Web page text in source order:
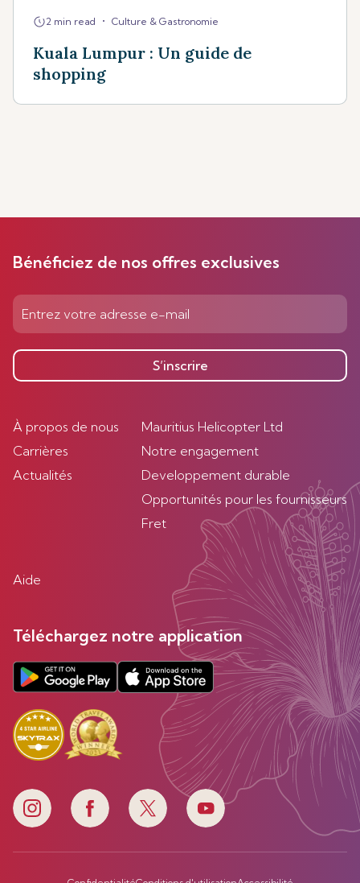
2 min read • Culture & Gastronomie
Kuala Lumpur : Un guide de
shopping
Bénéficiez de nos offres exclusives
S’inscrire
À propos de nous
Carrières
Actualités
Mauritius Helicopter Ltd
Notre engagement
Developpement durable
Opportunités pour les fournisseurs
Fret
Aide
Téléchargez notre application